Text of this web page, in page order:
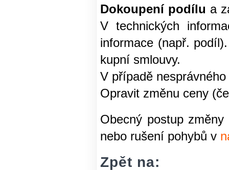
Dokoupení podílu a
V technických
informace (např.
kupní smlouvy.
V případě
Opravit změnu ceny
Obecný postup
nebo rušení pohybů v
Zpět na: